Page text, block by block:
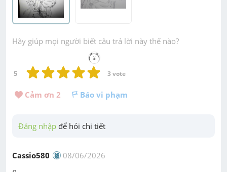
Hãy giúp mọi người biết câu trả lời này thế nào?
5 3 vote
Cảm ơn 2 Báo vi phạm
Đăng nhập để hỏi chi tiết
Cassio580 08/06/2026